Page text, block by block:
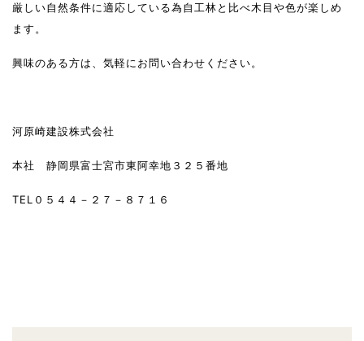
厳しい自然条件に適応している為自工林と比べ木目や色が楽しめ
ます。
興味のある方は、気軽にお問い合わせください。
河原崎建設株式会社
本社 静岡県富士宮市東阿幸地３２５番地
TEL０５４４－２７－８７１６